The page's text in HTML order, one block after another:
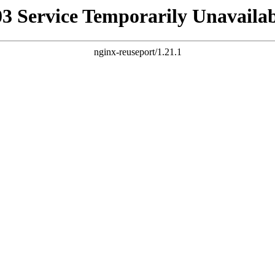
Service Temporarily
nginx-reuseport/1.21.1